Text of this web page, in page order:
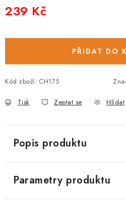
239 Kč
PŘIDAT DO
Kód zboží: CH175
Tisk Zeptat se Hlídat
Popis produktu
Parametry produktu